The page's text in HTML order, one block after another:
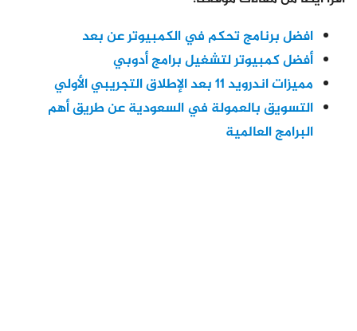
افضل برنامج تحكم في الكمبيوتر عن بعد
أفضل كمبيوتر لتشغيل برامج أدوبي
مميزات اندرويد 11 بعد الإطلاق التجريبي الأولي
التسويق بالعمولة في السعودية عن طريق أهم
البرامج العالمية